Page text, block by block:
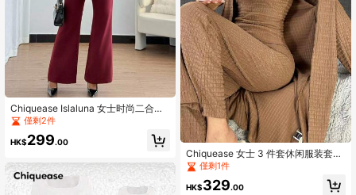
Chiquease Islaluna 女士时尚二合一
拼接休闲西装外套和喇叭裤套装，秋
冬
僅剩2件
HK$299.00
Chiquease 女士 3 件套休闲服装套
装：长袖前开襟夹克、吊带背心和束
腰长裤，春季/秋季
僅剩1件
HK$329.00